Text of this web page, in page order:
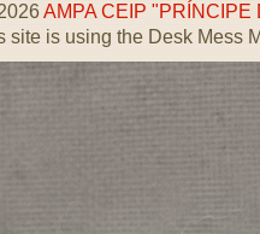
AMPA CEIP "PRÍNCIPE
site is using the Desk Mess